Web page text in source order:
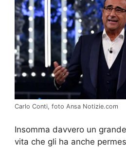
Carlo Conti, foto Ansa Notizie.com
Insomma davvero un
vita che gli ha anche